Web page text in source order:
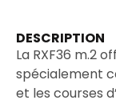
DESCRIPTION
La RXF36 m.2
spécialement
et les courses